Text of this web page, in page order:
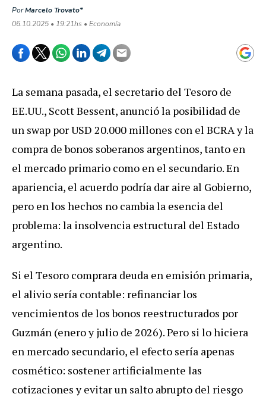
PorMarcelo Trovato*
06.10.2025 • 19:21hs • Economía
La semana pasada, el secretario del Tesoro de
EE.UU., Scott Bessent, anunció la posibilidad de
un swap por USD 20.000 millones con el BCRA y la
compra de bonos soberanos argentinos, tanto en
el mercado primario como en el secundario. En
apariencia, el acuerdo podría dar aire al Gobierno,
pero en los hechos no cambia la esencia del
problema: la insolvencia estructural del Estado
argentino.
Si el Tesoro comprara deuda en emisión primaria,
el alivio sería contable: refinanciar los
vencimientos de los bonos reestructurados por
Guzmán (enero y julio de 2026). Pero si lo hiciera
en mercado secundario, el efecto sería apenas
cosmético: sostener artificialmente las
cotizaciones y evitar un salto abrupto del riesgo